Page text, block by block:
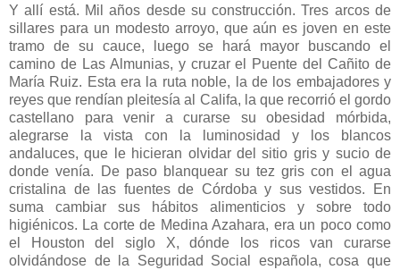
Y allí está. Mil años desde su construcción. Tres arcos de
sillares para un modesto arroyo, que aún es joven en este
tramo de su cauce, luego se hará mayor buscando el
camino de Las Almunias, y cruzar el Puente del Cañito de
María Ruiz. Esta era la ruta noble, la de los embajadores y
reyes que rendían pleitesía al Califa, la que recorrió el gordo
castellano para venir a curarse su obesidad mórbida,
alegrarse la vista con la luminosidad y los blancos
andaluces, que le hicieran olvidar del sitio gris y sucio de
donde venía. De paso blanquear su tez gris con el agua
cristalina de las fuentes de Córdoba y sus vestidos. En
suma cambiar sus hábitos alimenticios y sobre todo
higiénicos. La corte de Medina Azahara, era un poco como
el Houston del siglo X, dónde los ricos van curarse
olvidándose de la Seguridad Social española, cosa que